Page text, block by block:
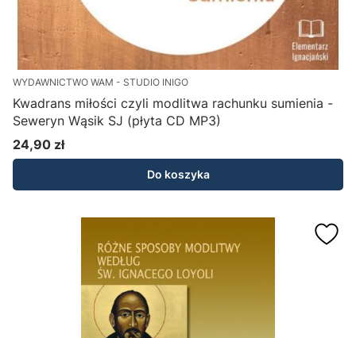
WYDAWNICTWO WAM - STUDIO INIGO
Kwadrans miłości czyli modlitwa rachunku sumienia -
Seweryn Wąsik SJ (płyta CD MP3)
Cena
24,90 zł
Do koszyka